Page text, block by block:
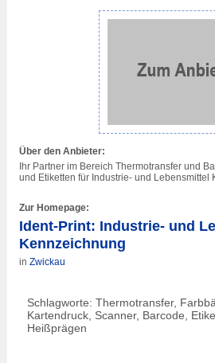
Über den Anbieter:
Ihr Partner im Bereich Thermotransfer und
und Etiketten für Industrie- und Lebensmittel
Zur Homepage:
Ident-Print: Industrie- und
Kennzeichnung
in Zwickau
Schlagworte: Thermotransfer,
Kartendruck, Scanner, Barcode,
Heißprägen